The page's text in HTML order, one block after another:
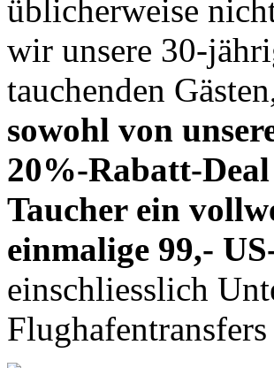
üblicherweise
wir unsere 30-
tauchenden
sowohl von
20%-Rabatt-
Taucher ein
einmalige 99,-
einschliesslich